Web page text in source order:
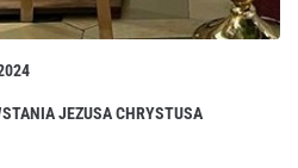
JEZUSA CHRYSTUSA